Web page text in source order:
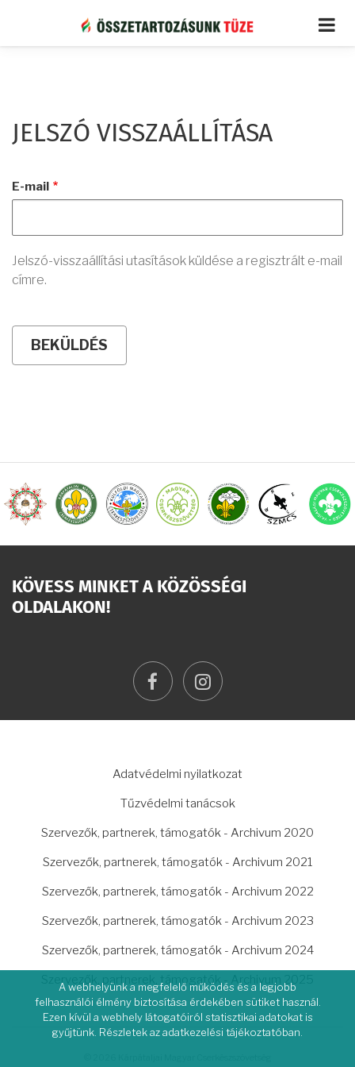
tartalomra
JELSZÓ VISSZAÁLLÍTÁSA
E-mail
Jelszó-visszaállítási utasítások küldése a regisztrált e-mail
címre.
KÖVESS MINKET A KÖZÖSSÉGI
OLDALAKON!
facebookinstagram
Adatvédelmi nyilatkozat
Tűzvédelmi tanácsok
Szervezők, partnerek, támogatók - Archivum 2020
Szervezők, partnerek, támogatók - Archivum 2021
Szervezők, partnerek, támogatók - Archivum 2022
Szervezők, partnerek, támogatók - Archivum 2023
Szervezők, partnerek, támogatók - Archivum 2024
Szervezők, partnerek, támogatók - Archivum 2025
A webhelyünk a megfelelő működés és a legjobb
felhasználói élmény biztosítása érdekében sütiket használ.
Ezen kívül a webhely látogatóiról statisztikai adatokat is
gyűjtünk. Részletek az adatkezelési tájékoztatóban.